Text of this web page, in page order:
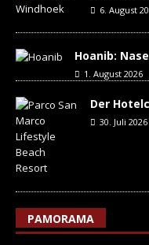
6. August
Hoanib:
1. August 2026
Der
30. Juli 2026
PAMORAMA